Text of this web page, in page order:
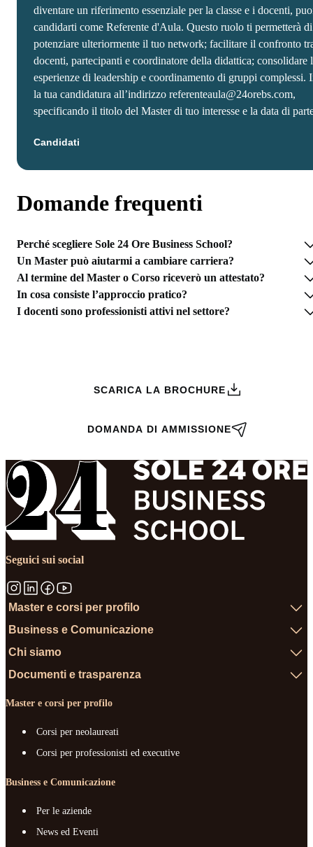
diventare un riferimento essenziale per la classe e i docenti,
candidarti come Referente d'Aula. Questo ruolo ti permetterà
potenziare ulteriormente il tuo network; facilitare il confronto
docenti, partecipanti e coordinatore della didattica; consolidare
esperienze di leadership e coordinamento di gruppi complessi.
la tua candidatura all’indirizzo referenteaula@24orebs.com,
specificando il titolo del Master di tuo interesse e la data di
Candidati
Domande frequenti
Perché scegliere Sole 24 Ore Business School?
Un Master può aiutarmi a cambiare carriera?
Al termine del Master o Corso riceverò un attestato?
In cosa consiste l’approccio pratico?
I docenti sono professionisti attivi nel settore?
SCARICA LA BROCHURE
DOMANDA DI AMMISSIONE
Seguici sui social
Master e corsi per profilo
Business e Comunicazione
Chi siamo
Documenti e trasparenza
Master e corsi per profilo
Corsi per neolaureati
Corsi per professionisti ed executive
Business e Comunicazione
Per le aziende
News ed Eventi